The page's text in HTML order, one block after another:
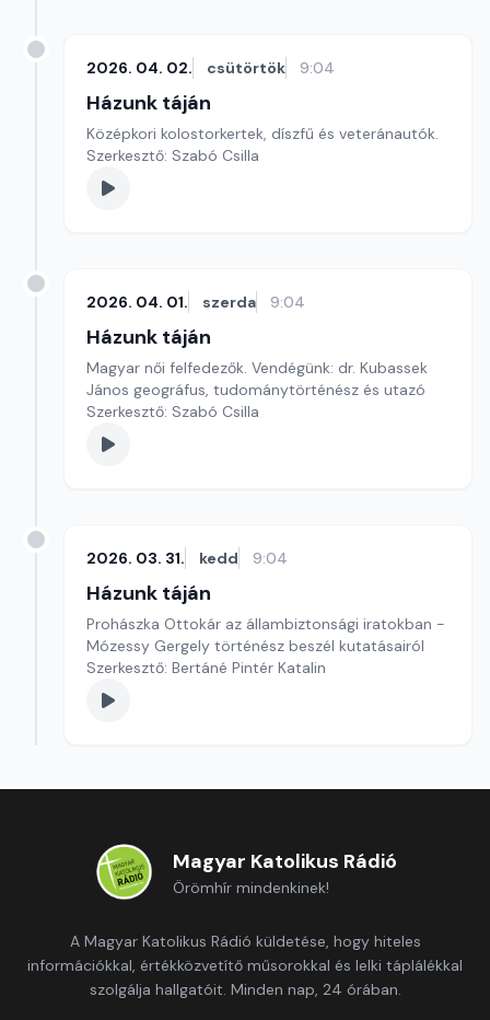
2026. 04. 02. csütörtök 9:04
Házunk táján
Középkori kolostorkertek, díszfű és veteránautók.
Szerkesztő: Szabó Csilla
2026. 04. 01. szerda 9:04
Házunk táján
Magyar női felfedezők. Vendégünk: dr. Kubassek
János geográfus, tudománytörténész és utazó
Szerkesztő: Szabó Csilla
2026. 03. 31. kedd 9:04
Házunk táján
Prohászka Ottokár az állambiztonsági iratokban -
Mózessy Gergely történész beszél kutatásairól
Szerkesztő: Bertáné Pintér Katalin
Magyar Katolikus Rádió
Örömhír mindenkinek!
A Magyar Katolikus Rádió küldetése, hogy hiteles
információkkal, értékközvetítő műsorokkal és lelki táplálékkal
szolgálja hallgatóit. Minden nap, 24 órában.